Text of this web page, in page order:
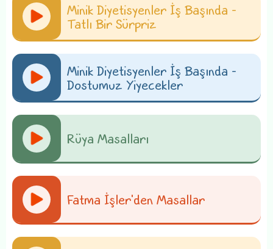
Minik Diyetisyenler İş Başında -
Tatlı Bir Sürpriz
Minik Diyetisyenler İş Başında -
Dostumuz Yiyecekler
Rüya Masalları
Fatma İşler'den Masallar